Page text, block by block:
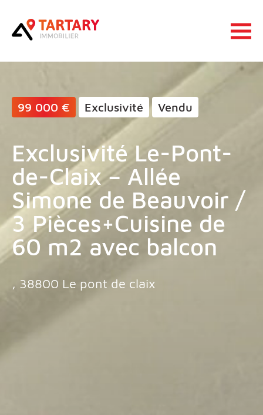
Ouvrir
99 000 € Exclusivité Vendu
Exclusivité Le-Pont-
de-Claix – Allée
Simone de Beauvoir /
3 Pièces+Cuisine de
60 m2 avec balcon
, 38800 Le pont de claix